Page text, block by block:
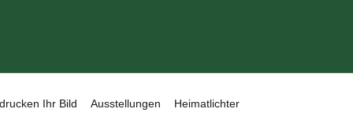
Ihr Bild Ausstellungen Heimatlichter